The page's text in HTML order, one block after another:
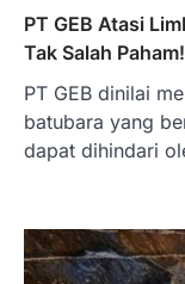
PT GEB Atasi
Tak Salah Paham!
PT GEB dinilai
batubara yang
dapat dihindari